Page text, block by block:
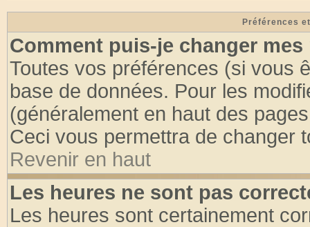
Préférences
Comment puis-je changer mes
Toutes vos préférences (si vous
base de données. Pour les
(généralement en haut des
Ceci vous permettra de changer
Revenir en haut
Les heures ne sont pas
Les heures sont certainement